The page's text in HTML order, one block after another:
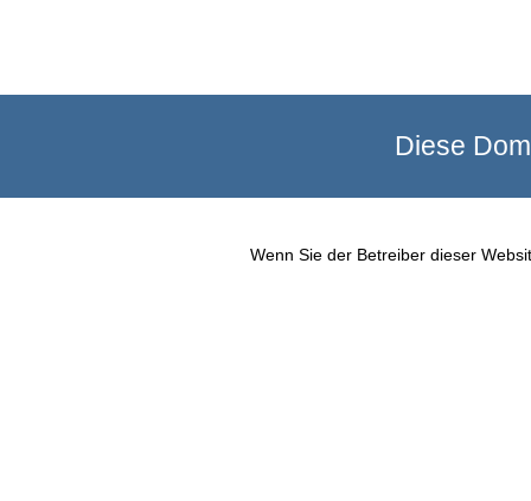
Diese
Wenn Sie der Betreiber dieser